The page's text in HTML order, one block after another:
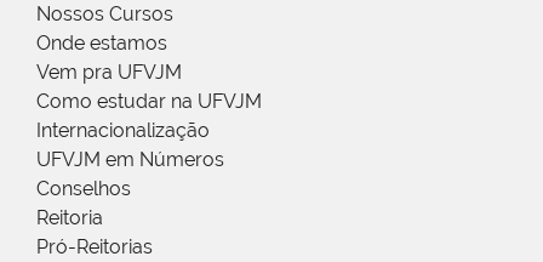
Nossos Cursos
Onde estamos
Vem pra UFVJM
Como estudar na UFVJM
Internacionalização
UFVJM em Números
Conselhos
Reitoria
Pró-Reitorias